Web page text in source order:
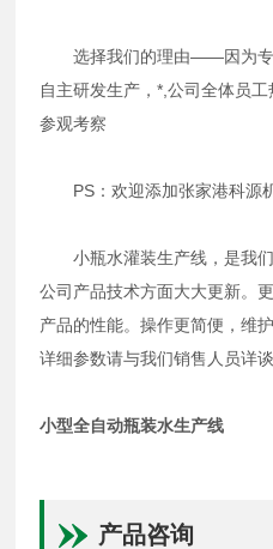
选择我们的理由——因为专
自主研发生产，*,公司全体员
参观考察
PS：欢迎添加张家港科源
小瓶水灌装生产线，是我们
公司产品技术方面大大更新。
产品的性能。操作更简便，维
详细参数请与我们销售人员详谈
小型全自动瓶装水生产线
产品咨询